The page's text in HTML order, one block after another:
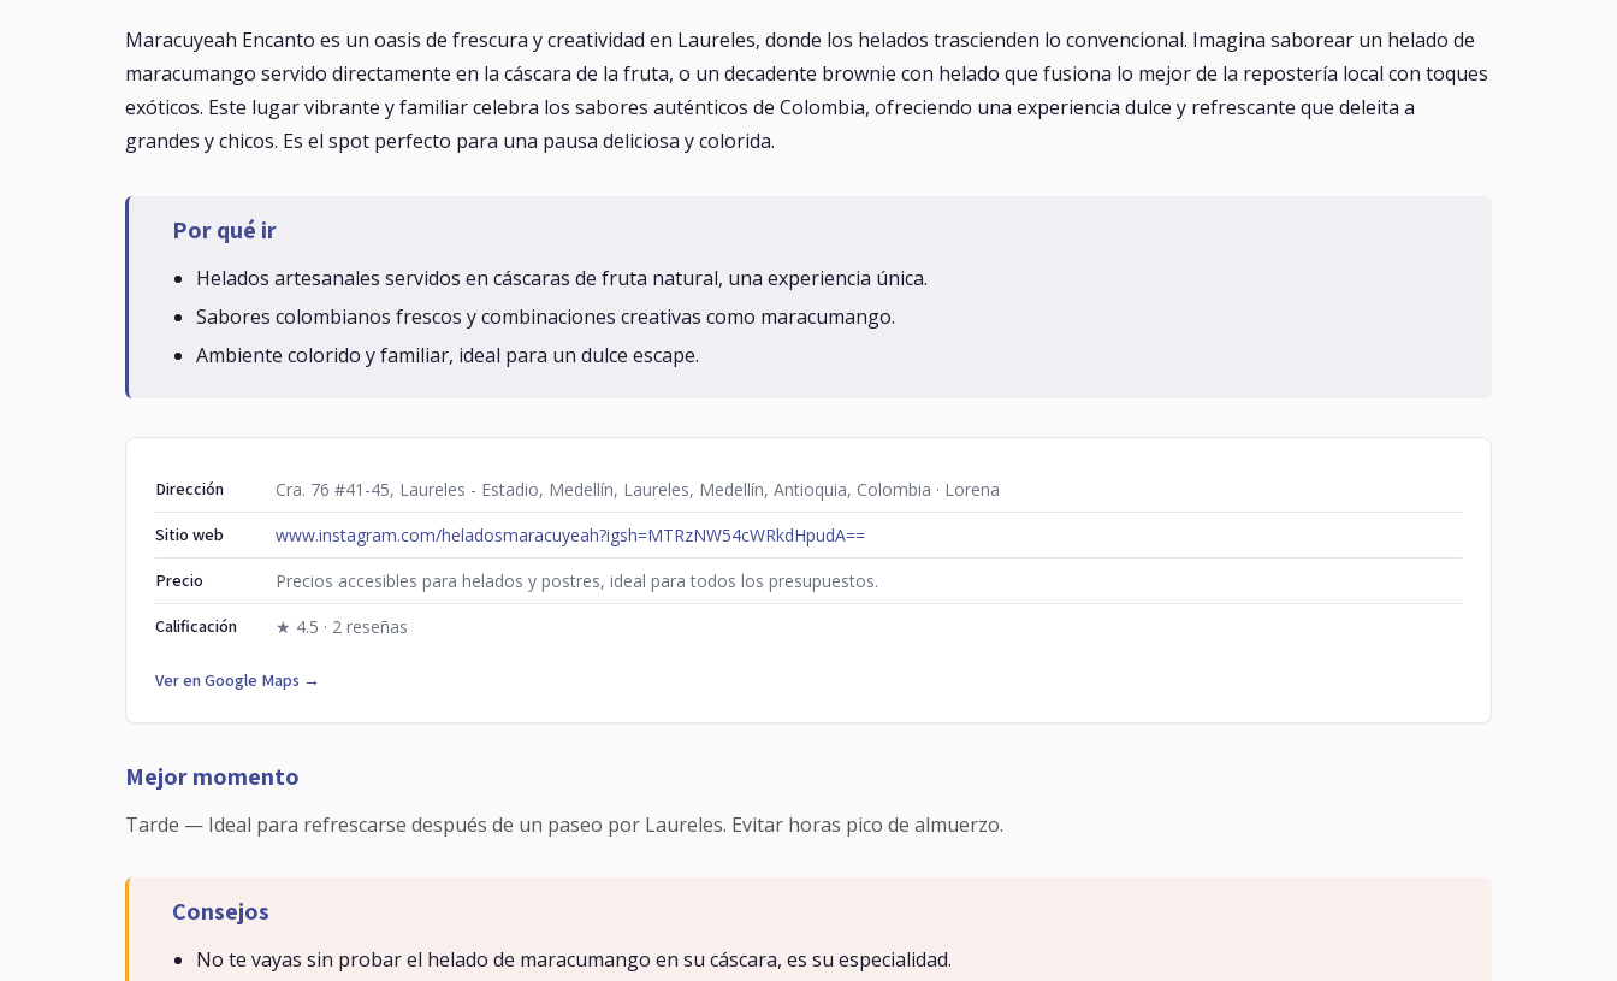
Maracuyeah Encanto es un oasis de frescura y creatividad en Laureles, donde los helados trascienden lo convencional. Imagina saborear un helado de
maracumango servido directamente en la cáscara de la fruta, o un decadente brownie con helado que fusiona lo mejor de la repostería local con toques
exóticos. Este lugar vibrante y familiar celebra los sabores auténticos de Colombia, ofreciendo una experiencia dulce y refrescante que deleita a
grandes y chicos. Es el spot perfecto para una pausa deliciosa y colorida.
Por qué ir
Helados artesanales servidos en cáscaras de fruta natural, una experiencia única.
Sabores colombianos frescos y combinaciones creativas como maracumango.
Ambiente colorido y familiar, ideal para un dulce escape.
Dirección Cra. 76 #41-45, Laureles - Estadio, Medellín, Laureles, Medellín, Antioquia, Colombia · Lorena
Sitio web www.instagram.com/heladosmaracuyeah?igsh=MTRzNW54cWRkdHpudA==
Precio Precios accesibles para helados y postres, ideal para todos los presupuestos.
Calificación ★ 4.5 · 2 reseñas
Ver en Google Maps →
Mejor momento
Tarde — Ideal para refrescarse después de un paseo por Laureles. Evitar horas pico de almuerzo.
Consejos
No te vayas sin probar el helado de maracumango en su cáscara, es su especialidad.